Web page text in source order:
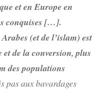
et en Europe en
conquises […].
(et de l’islam) est
de la conversion, plus
des populations
aux bavardages